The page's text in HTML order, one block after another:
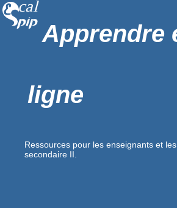
Apprendre
ligne
Ressources pour les enseignants et
secondaire II.